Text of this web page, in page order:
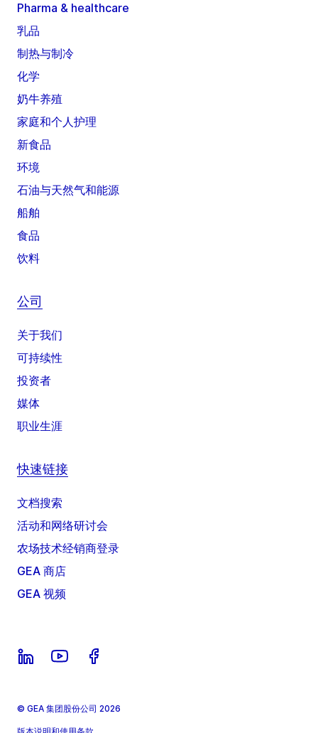
Pharma & healthcare
乳品
制热与制冷
化学
奶牛养殖
家庭和个人护理
新食品
环境
石油与天然气和能源
船舶
食品
饮料
公司
关于我们
可持续性
投资者
媒体
职业生涯
快速链接
文档搜索
活动和网络研讨会
农场技术经销商登录
GEA 商店
GEA 视频
© GEA 集团股份公司 2026